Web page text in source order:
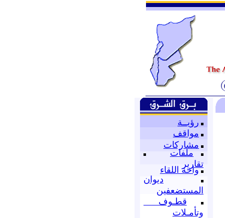
رؤيــة
مواقف
مشاركات
ملفات
تقارير
واحة اللقاء
ديوان
المستضعفين
قطـوف
وتأمـلات